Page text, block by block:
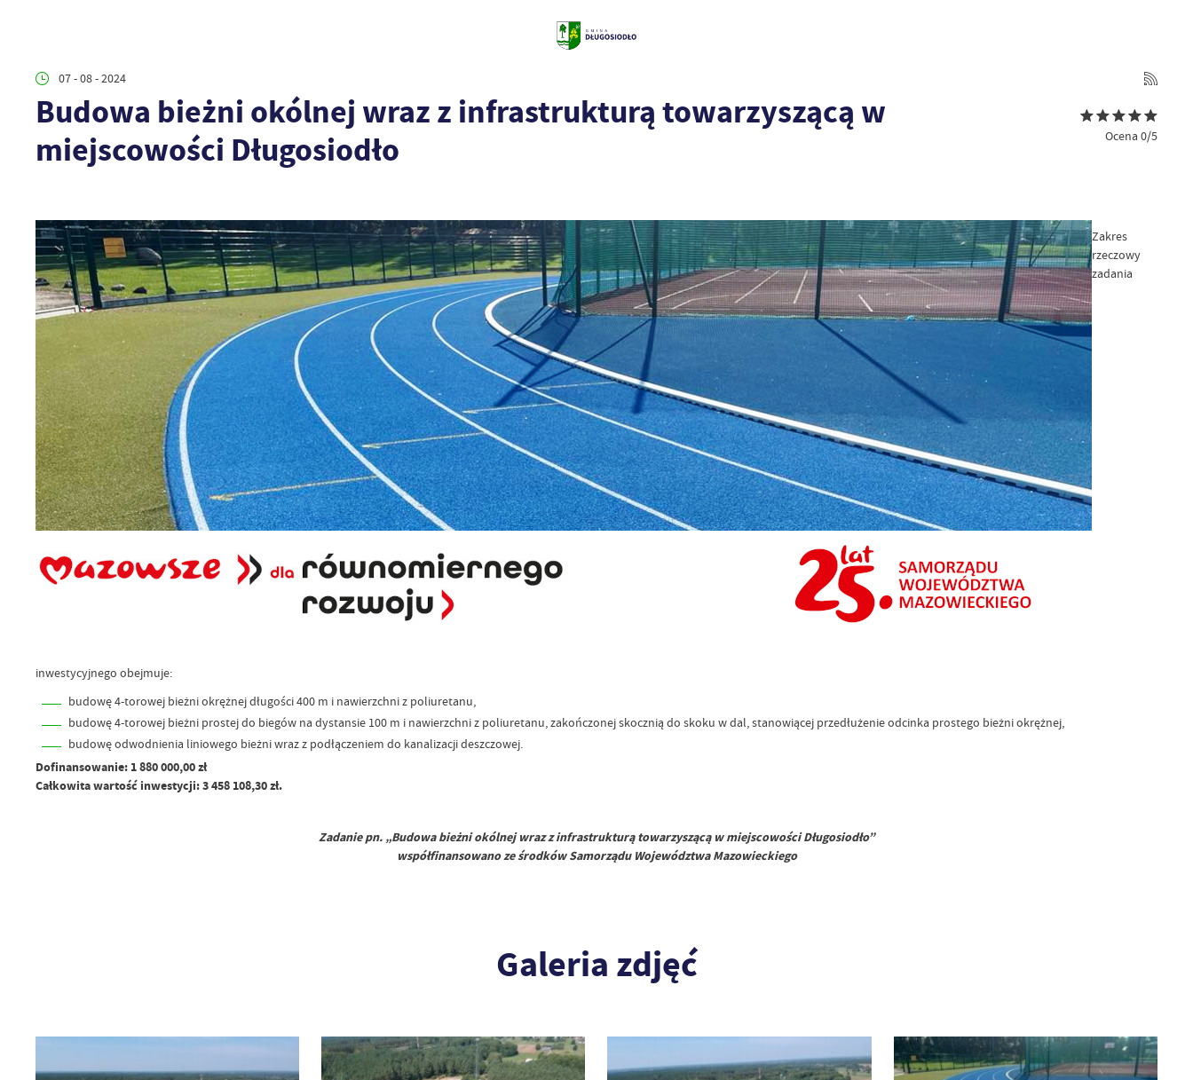
07 - 08 - 2024
Budowa bieżni okólnej wraz z infrastrukturą towarzyszącą w
miejscowości Długosiodło
Ocena 0/5
Zakres
rzeczowy
zadania
inwestycyjnego obejmuje:
budowę 4-torowej bieżni okrężnej długości 400 m i nawierzchni z poliuretanu,
budowę 4-torowej bieżni prostej do biegów na dystansie 100 m i nawierzchni z poliuretanu, zakończonej skocznią do skoku w dal, stanowiącej przedłużenie odcinka prostego bieżni okrężnej,
budowę odwodnienia liniowego bieżni wraz z podłączeniem do kanalizacji deszczowej.
Dofinansowanie: 1 880 000,00 zł
Całkowita wartość inwestycji: 3 458 108,30 zł.
Zadanie pn. „Budowa bieżni okólnej wraz z infrastrukturą towarzyszącą w miejscowości Długosiodło”
współfinansowano ze środków Samorządu Województwa Mazowieckiego
Galeria zdjęć